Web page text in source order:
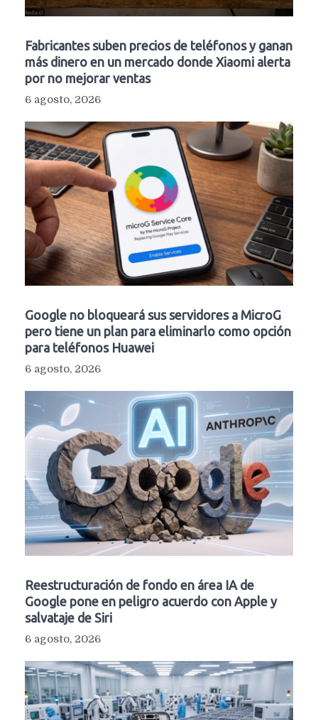
Fabricantes suben precios de teléfonos y ganan
más dinero en un mercado donde Xiaomi alerta
por no mejorar ventas
6 agosto, 2026
Google no bloqueará sus servidores a MicroG
pero tiene un plan para eliminarlo como opción
para teléfonos Huawei
6 agosto, 2026
Reestructuración de fondo en área IA de
Google pone en peligro acuerdo con Apple y
salvataje de Siri
6 agosto, 2026